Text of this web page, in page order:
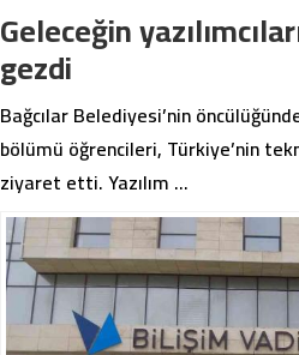
Geleceğin
gezdi
Bağcılar Belediyesi’nin
bölümü öğrencileri, Türkiye’nin
ziyaret etti. Yazılım …